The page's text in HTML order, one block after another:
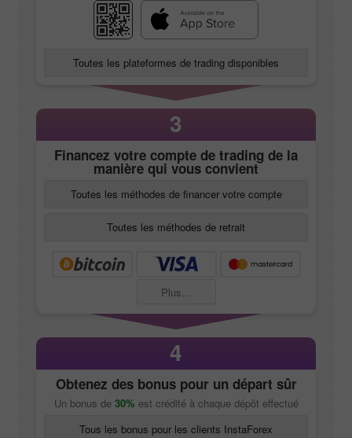
Toutes les plateformes de trading disponibles
3
Financez votre compte de trading de la
manière qui vous convient
Toutes les méthodes de financer votre compte
Toutes les méthodes de retrait
Plus...
4
Obtenez des bonus pour un départ sûr
Un bonus de 30% est crédité à chaque dépôt effectué
Tous les bonus pour les clients InstaForex